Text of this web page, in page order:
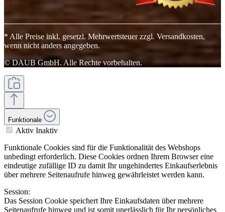
* Alle Preise inkl. gesetzl. Mehrwertsteuer zzgl. Versandkosten,
wenn nicht anders angegeben.
© DAUB GmbH. Alle Rechte vorbehalten.
Funktionale
Aktiv Inaktiv
Funktionale Cookies sind für die Funktionalität des Webshops
unbedingt erforderlich. Diese Cookies ordnen Ihrem Browser eine
eindeutige zufällige ID zu damit Ihr ungehindertes Einkaufserlebnis
über mehrere Seitenaufrufe hinweg gewährleistet werden kann.
Session:
Das Session Cookie speichert Ihre Einkaufsdaten über mehrere
Seitenaufrufe hinweg und ist somit unerlässlich für Ihr persönliches